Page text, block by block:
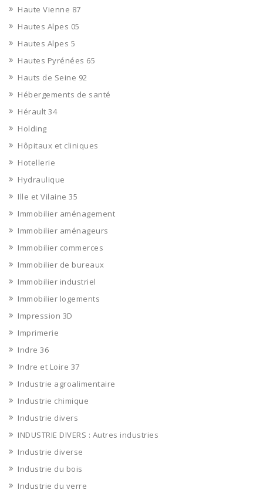
Haute Vienne 87
Hautes Alpes 05
Hautes Alpes 5
Hautes Pyrénées 65
Hauts de Seine 92
Hébergements de santé
Hérault 34
Holding
Hôpitaux et cliniques
Hotellerie
Hydraulique
Ille et Vilaine 35
Immobilier aménagement
Immobilier aménageurs
Immobilier commerces
Immobilier de bureaux
Immobilier industriel
Immobilier logements
Impression 3D
Imprimerie
Indre 36
Indre et Loire 37
Industrie agroalimentaire
Industrie chimique
Industrie divers
INDUSTRIE DIVERS : Autres industries
Industrie diverse
Industrie du bois
Industrie du verre